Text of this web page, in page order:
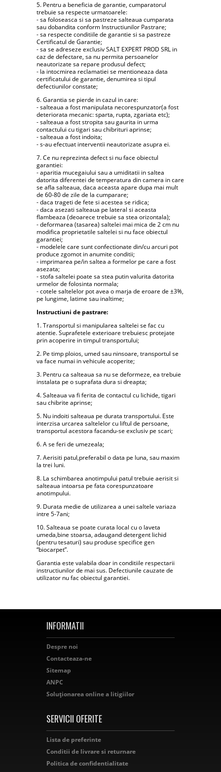
5. Pentru a beneficia de garantie, cumparatorul
trebuie sa respecte urmatoarele:
- sa foloseasca si sa pastreze salteaua cumparata
sau dobandita conform Instructiunilor Pastrare;
- sa respecte conditiile de garantie si sa pastreze
Certificatul de Garantie;
- sa se adreseze exclusiv SALT EXPERT PROD SRL in
caz de defectare, sa nu permita persoanelor
neautorizate sa repare produsul defect;
- la intocmirea reclamatiei se mentioneaza data
certificatului de garantie, denumirea si tipul
defectiunilor constate;
6. Garantia se pierde in cazul in care:
- salteaua a fost manipulata necorespunzator(a fost
deteriorata mecanic: sparta, rupta, zgariata etc);
- salteaua a fost stropita sau gaurita in urma
contactului cu tigari sau chibrituri aprinse;
- salteaua a fost indoita;
- s-au efectuat interventii neautorizate asupra ei.
7. Ce nu reprezinta defect si nu face obiectul
garantiei:
- aparitia mucegaiului sau a umiditatii in saltea
datorita diferentei de temperatura din camera in care
se afla salteaua, daca aceasta apare dupa mai mult
de 60-80 de zile de la cumparare;
- daca trageti de fete si acestea se ridica;
- daca asezati salteaua pe lateral si aceasta
flambeaza (deoarece trebuie sa stea orizontala);
- deformarea (tasarea) saltelei mai mica de 2 cm nu
modifica proprietatile saltelei si nu face obiectul
garantiei;
- modelele care sunt confectionate din/cu arcuri pot
produce zgomot in anumite conditii;
- imprimarea pe/in saltea a formelor pe care a fost
asezata;
- stofa saltelei poate sa stea putin valurita datorita
urmelor de folosinta normala;
- cotele saltelelor pot avea o marja de eroare de ±3%,
pe lungime, latime sau inaltime;
Instructiuni de pastrare:
1. Transportul si manipularea saltelei se fac cu
atentie. Suprafetele exterioare trebuiesc protejate
prin acoperire in timpul transportului;
2. Pe timp ploios, umed sau ninsoare, transportul se
va face numai in vehicule acoperite;
3. Pentru ca salteaua sa nu se deformeze, ea trebuie
instalata pe o suprafata dura si dreapta;
4. Salteaua va fi ferita de contactul cu lichide, tigari
sau chibrite aprinse;
5. Nu indoiti salteaua pe durata transportului. Este
interzisa urcarea saltelelor cu liftul de persoane,
transportul acestora facandu-se exclusiv pe scari;
6. A se feri de umezeala;
7. Aerisiti patul,preferabil o data pe luna, sau maxim
la trei luni.
8. La schimbarea anotimpului patul trebuie aerisit si
salteaua intoarsa pe fata corespunzatoare
anotimpului.
9. Durata medie de utilizarea a unei saltele variaza
intre 5-7ani;
10. Salteaua se poate curata local cu o laveta
umeda,bine stoarsa, adaugand detergent lichid
(pentru tesaturi) sau produse specifice gen
“biocarpet”.
Garantia este valabila doar in conditiile respectarii
instructiunilor de mai sus. Defectiunile cauzate de
utilizator nu fac obiectul garantiei.
INFORMATII
Despre noi
Contacteaza-ne
Sitemap
ANPC
Soluționarea online a litigiilor
SERVICII OFERITE
Lista de preferinte
Conditii de livrare si returnare
Politica de confidentialitate